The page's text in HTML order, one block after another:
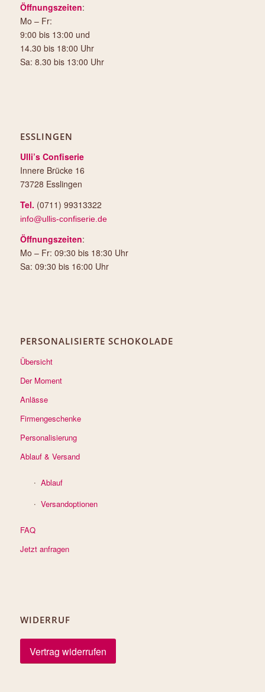
Öffnungszeiten:
Mo – Fr:
9:00 bis 13:00 und
14.30 bis 18:00 Uhr
Sa: 8.30 bis 13:00 Uhr
ESSLINGEN
Ulli’s Confiserie
Innere Brücke 16
73728 Esslingen
Tel. (0711) 99313322
info@ullis-confiserie.de
Öffnungszeiten:
Mo – Fr: 09:30 bis 18:30 Uhr
Sa: 09:30 bis 16:00 Uhr
PERSONALISIERTE SCHOKOLADE
Übersicht
Der Moment
Anlässe
Firmengeschenke
Personalisierung
Ablauf & Versand
Ablauf
Versandoptionen
FAQ
Jetzt anfragen
WIDERRUF
Vertrag widerrufen